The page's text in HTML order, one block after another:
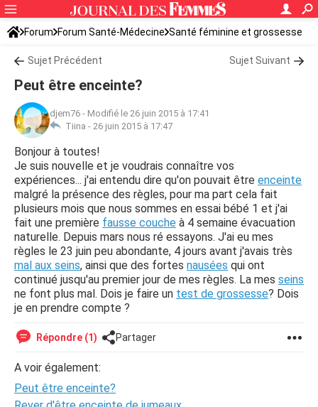
Forum Forum Santé-Médecine Santé féminine et grossesse
Sujet Précédent Sujet Suivant
Peut être enceinte?
djem76 - Modifié le 26 juin 2015 à 17:41
Tiina - 26 juin 2015 à 17:47
Bonjour à toutes!
Je suis nouvelle et je voudrais connaître vos
expériences... j'ai entendu dire qu'on pouvait être enceinte
malgré la présence des règles, pour ma part cela fait
plusieurs mois que nous sommes en essai bébé 1 et j'ai
fait une première fausse couche à 4 semaine évacuation
naturelle. Depuis mars nous ré essayons. J'ai eu mes
règles le 23 juin peu abondante, 4 jours avant j'avais très
mal aux seins, ainsi que des fortes nausées qui ont
continué jusqu'au premier jour de mes règles. La mes seins
ne font plus mal. Dois je faire un test de grossesse? Dois
je en prendre compte ?
Répondre (1) Partager
A voir également:
Peut être enceinte?